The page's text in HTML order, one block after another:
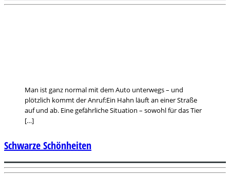
Man ist ganz normal mit dem Auto unterwegs – und
plötzlich kommt der Anruf:Ein Hahn läuft an einer Straße
auf und ab. Eine gefährliche Situation – sowohl für das Tier
[…]
Schwarze Schönheiten